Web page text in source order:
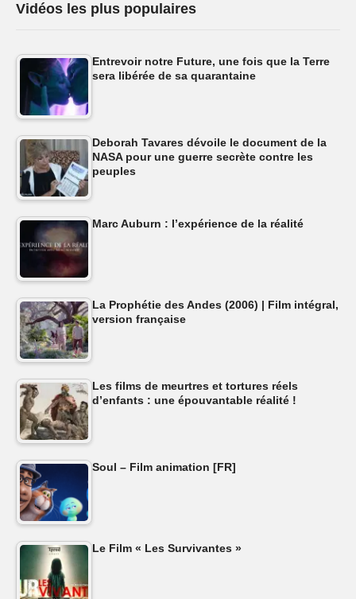
Vidéos les plus populaires
Entrevoir notre Future, une fois que la Terre
sera libérée de sa quarantaine
Deborah Tavares dévoile le document de la
NASA pour une guerre secrète contre les
peuples
Marc Auburn : l’expérience de la réalité
La Prophétie des Andes (2006) | Film intégral,
version française
Les films de meurtres et tortures réels
d’enfants : une épouvantable réalité !
Soul – Film animation [FR]
Le Film « Les Survivantes »